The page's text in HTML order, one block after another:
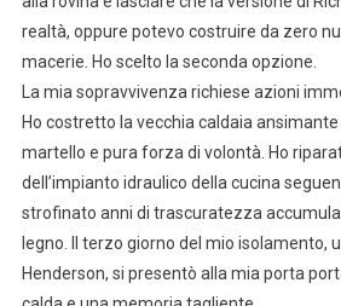
realtà, oppure potevo costruire da zero
macerie. Ho scelto la seconda opzione.
La mia sopravvivenza richiese azioni
Ho costretto la vecchia caldaia
martello e pura forza di volontà. Ho
dell’impianto idraulico della cucina
strofinato anni di trascuratezza
legno. Il terzo giorno del mio isolamento,
Henderson, si presentò alla mia porta